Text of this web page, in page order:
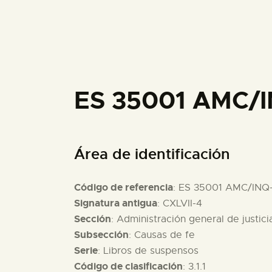
ES 35001
Área de identificación
Código de referencia: ES 35001 AMC/
Signatura antigua: CXLVII-4
Sección: Administración general de
Subsección: Causas de fe
Serie: Libros de suspensos
Código de clasificación: 3.1.1